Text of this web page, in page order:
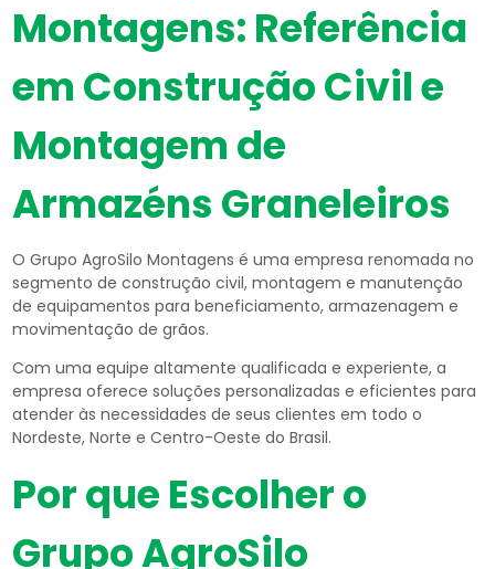
Montagens: Referência
em Construção Civil e
Montagem de
Armazéns Graneleiros
O Grupo AgroSilo Montagens é uma empresa renomada no
segmento de construção civil, montagem e manutenção
de equipamentos para beneficiamento, armazenagem e
movimentação de grãos.
Com uma equipe altamente qualificada e experiente, a
empresa oferece soluções personalizadas e eficientes para
atender às necessidades de seus clientes em todo o
Nordeste, Norte e Centro-Oeste do Brasil.
Por que Escolher o
Grupo AgroSilo